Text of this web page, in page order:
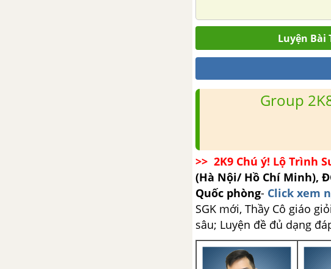
Luyện Bài
Group
>> 2K9 Chú ý! Lộ Trình
(Hà Nội/ Hồ Chí Minh),
Quốc phòng- Click xem
SGK mới, Thầy Cô giáo
sâu; Luyện đề đủ dạng